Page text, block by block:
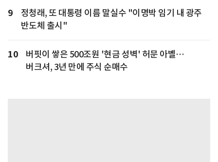
9
정청래, 또 대통령 이름 말실수 "이명박 임기 내 광주
반도체 출시"
10
버핏이 쌓은 500조원 '현금 성벽' 허문 아벨…
버크셔, 3년 만에 주식 순매수